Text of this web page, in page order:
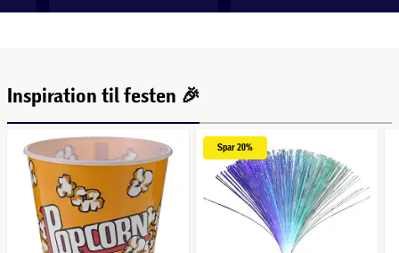
Inspiration til festen 🎉
Spar 20%